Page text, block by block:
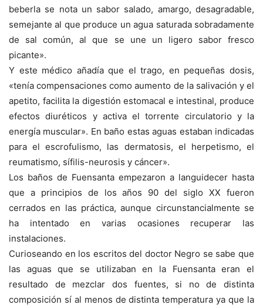
beberla se nota un sabor salado, amargo, desagradable,
semejante al que produce un agua saturada sobradamente
de sal común, al que se une un ligero sabor fresco
picante».
Y este médico añadía que el trago, en pequeñas dosis,
«tenía compensaciones como aumento de la salivación y el
apetito, facilita la digestión estomacal e intestinal, produce
efectos diuréticos y activa el torrente circulatorio y la
energía muscular». En baño estas aguas estaban indicadas
para el escrofulismo, las dermatosis, el herpetismo, el
reumatismo, sífilis-neurosis y cáncer».
Los baños de Fuensanta empezaron a languidecer hasta
que a principios de los años 90 del siglo XX fueron
cerrados en las práctica, aunque circunstancialmente se
ha intentado en varias ocasiones recuperar las
instalaciones.
Curioseando en los escritos del doctor Negro se sabe que
las aguas que se utilizaban en la Fuensanta eran el
resultado de mezclar dos fuentes, si no de distinta
composición sí al menos de distinta temperatura ya que la